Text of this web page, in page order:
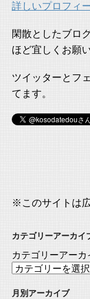
詳しいプロフィ
閑散としたブロ
ほど宜しくお願
ツイッターとフ
てます。
※このサイトは
カテゴリーアーカイ
カテゴリーアーカ
月別アーカイブ